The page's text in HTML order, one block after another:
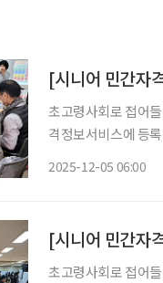
[시니어 민간자
초고령사회로 접어
격정보서비스에 등
2025-12-05 06:00
[시니어 민간자
초고령사회로 접어